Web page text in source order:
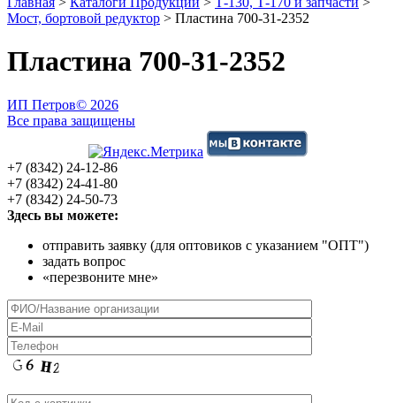
Мост, бортовой редуктор > Пластина 700-31-2352
Пластина 700-31-2352
ИП Петров© 2026
Все права защищены
+7 (8342) 24-12-86
+7 (8342) 24-41-80
+7 (8342) 24-50-73
Здесь вы можете:
отправить заявку (для оптовиков с указанием "ОПТ")
задать вопрос
«перезвоните мне»